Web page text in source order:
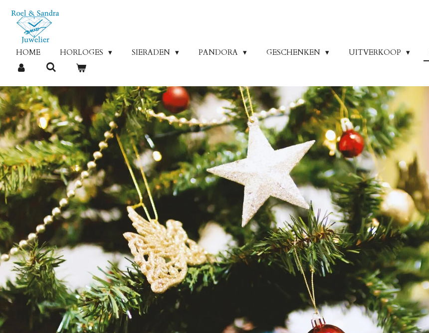
Ga
direct
hoofdinhoud
HOME HORLOGES SIERADEN PANDORA GESCHENKEN UITVERKOOP